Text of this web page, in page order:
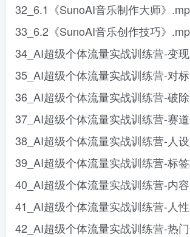
32_6.1《SunoAI音乐制作大师》
33_6.2《SunoAI音乐创作技巧》
34_AI超级个体流量实战训练营-变
35_AI超级个体流量实战训练营-对
36_AI超级个体流量实战训练营-破
37_AI超级个体流量实战训练营-赛
38_AI超级个体流量实战训练营-人
39_AI超级个体流量实战训练营-标
40_AI超级个体流量实战训练营-内
41_AI超级个体流量实战训练营-人
42_AI超级个体流量实战训练营-热